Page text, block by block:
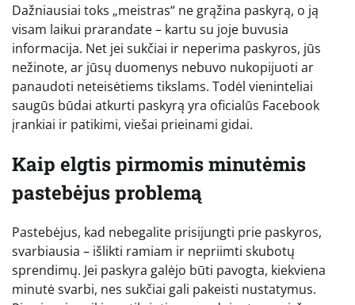
Dažniausiai toks „meistras“ ne grąžina paskyrą, o ją
visam laikui prarandate – kartu su joje buvusia
informacija. Net jei sukčiai ir neperima paskyros, jūs
nežinote, ar jūsų duomenys nebuvo nukopijuoti ar
panaudoti neteisėtiems tikslams. Todėl vieninteliai
saugūs būdai atkurti paskyrą yra oficialūs Facebook
įrankiai ir patikimi, viešai prieinami gidai.
Kaip elgtis pirmomis minutėmis
pastebėjus problemą
Pastebėjus, kad nebegalite prisijungti prie paskyros,
svarbiausia – išlikti ramiam ir nepriimti skubotų
sprendimų. Jei paskyra galėjo būti pavogta, kiekviena
minutė svarbi, nes sukčiai gali pakeisti nustatymus.